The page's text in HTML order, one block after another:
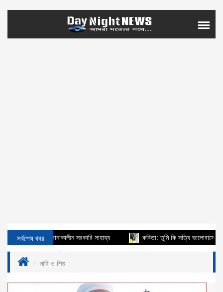
সর্বশেষ খবর
পেলেন করোনাকালীন সরকারি সাহায্য কবিতা: তুমি কি সত্যি ভালোবাসো আমায়
নারি ও শিশু